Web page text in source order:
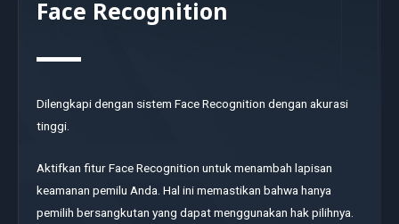
Face Recognition
Dilengkapi dengan sistem Face Recognition dengan akurasi
tinggi.
Aktifkan fitur Face Recognition untuk menambah lapisan
keamanan pemilu Anda. Hal ini memastikan bahwa hanya
pemilih bersangkutan yang dapat menggunakan hak pilihnya.